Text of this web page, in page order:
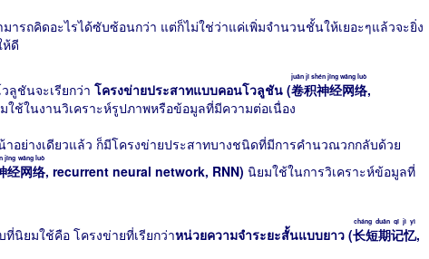
ารถคิดอะไรได้ซับซ้อนกว่า แต่ก็ไม่ใช่ว่าแค่เพิ่มจำนวนชั้นให้เยอะๆแล้วจะยิ่ง
ดี
ลูชันจะเรียกว่า โครงข่ายประสาทแบบคอนโวลูชัน (卷积神经网络
juǎn jī shén jīng wǎng luò
,
ใช้ในงานวิเคราะห์รูปภาพหรือข้อมูลที่มีความต่อเนื่อง
อย่างเดียวแล้ว ก็มีโครงข่ายประสาทบางชนิดที่มีการคำนวณวกกลับด้วย
经网络
jīng wǎng luò
, recurrent neural network, RNN) นิยมใช้ในการวิเคราะห์ข้อมูลที่
นิยมใช้คือ โครงข่ายที่เรียกว่าหน่วยความจำระยะสั้นแบบยาว (长短期记忆
cháng duǎn qī jì yì
,